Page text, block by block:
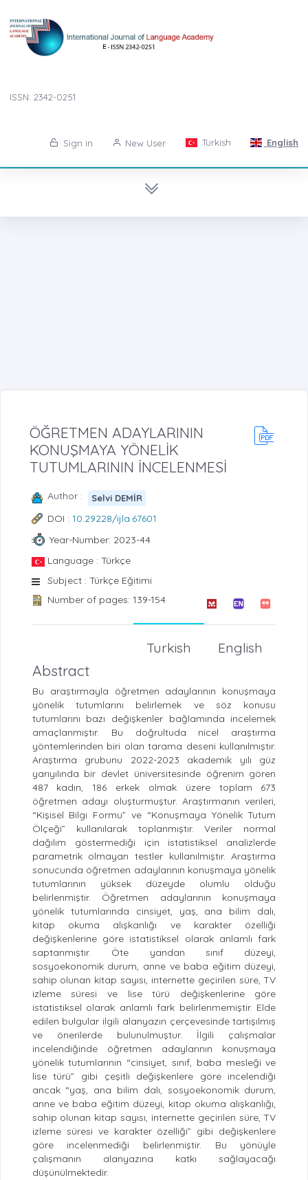
ISSN: 2342-0251
Sign in New User Turkish English
ÖĞRETMEN ADAYLARININ
KONUŞMAYA YÖNELİK
TUTUMLARININ İNCELENMESİ
Author : Selvi DEMİR
DOI : 10.29228/ijla.67601
Year-Number: 2023-44
Language : Türkçe
Subject : Türkçe Eğitimi
Number of pages: 139-154
English
Turkish
Abstract
Bu araştırmayla öğretmen adaylarının konuşmaya
yönelik tutumlarını belirlemek ve söz konusu
tutumlarını bazı değişkenler bağlamında incelemek
amaçlanmıştır. Bu doğrultuda nicel araştırma
yöntemlerinden biri olan tarama deseni kullanılmıştır.
Araştırma grubunu 2022-2023 akademik yılı güz
yarıyılında bir devlet üniversitesinde öğrenim gören
487 kadın, 186 erkek olmak üzere toplam 673
öğretmen adayı oluşturmuştur. Araştırmanın verileri,
“Kişisel Bilgi Formu” ve “Konuşmaya Yönelik Tutum
Ölçeği” kullanılarak toplanmıştır. Veriler normal
dağılım göstermediği için istatistiksel analizlerde
parametrik olmayan testler kullanılmıştır. Araştırma
sonucunda öğretmen adaylarının konuşmaya yönelik
tutumlarının yüksek düzeyde olumlu olduğu
belirlenmiştir. Öğretmen adaylarının konuşmaya
yönelik tutumlarında cinsiyet, yaş, ana bilim dalı,
kitap okuma alışkanlığı ve karakter özelliği
değişkenlerine göre istatistiksel olarak anlamlı fark
saptanmıştır. Öte yandan sınıf düzeyi,
sosyoekonomik durum, anne ve baba eğitim düzeyi,
sahip olunan kitap sayısı, internette geçirilen süre, TV
izleme süresi ve lise türü değişkenlerine göre
istatistiksel olarak anlamlı fark belirlenmemiştir. Elde
edilen bulgular ilgili alanyazın çerçevesinde tartışılmış
ve önerilerde bulunulmuştur. İlgili çalışmalar
incelendiğinde öğretmen adaylarının konuşmaya
yönelik tutumlarının “cinsiyet, sınıf, baba mesleği ve
lise türü” gibi çeşitli değişkenlere göre incelendiği
ancak “yaş, ana bilim dalı, sosyoekonomik durum,
anne ve baba eğitim düzeyi, kitap okuma alışkanlığı,
sahip olunan kitap sayısı, internette geçirilen süre, TV
izleme süresi ve karakter özelliği” gibi değişkenlere
göre incelenmediği belirlenmiştir. Bu yönüyle
çalışmanın alanyazına katkı sağlayacağı
düşünülmektedir.